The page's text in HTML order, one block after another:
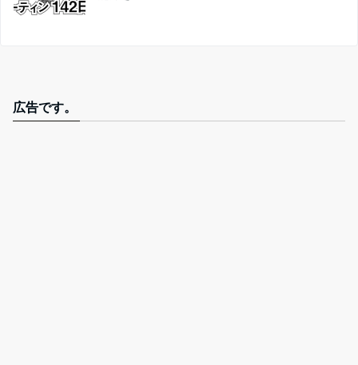
広告です。